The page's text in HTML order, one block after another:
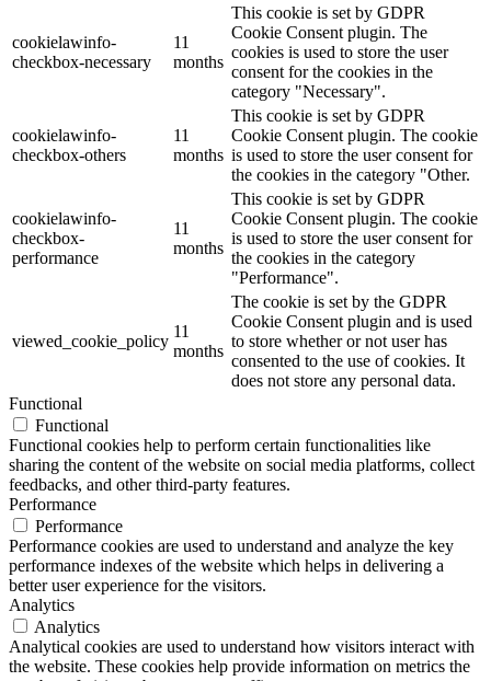
cookielawinfo-
checkbox-necessary
11
months
This cookie is set by GDPR
Cookie Consent plugin. The
cookies is used to store the user
consent for the cookies in the
category "Necessary".
cookielawinfo-
checkbox-others
11
months
This cookie is set by GDPR
Cookie Consent plugin. The cookie
is used to store the user consent for
the cookies in the category "Other.
cookielawinfo-
checkbox-
performance
11
months
This cookie is set by GDPR
Cookie Consent plugin. The cookie
is used to store the user consent for
the cookies in the category
"Performance".
viewed_cookie_policy
11
months
The cookie is set by the GDPR
Cookie Consent plugin and is used
to store whether or not user has
consented to the use of cookies. It
does not store any personal data.
Functional
Functional
Functional cookies help to perform certain functionalities like
sharing the content of the website on social media platforms, collect
feedbacks, and other third-party features.
Performance
Performance
Performance cookies are used to understand and analyze the key
performance indexes of the website which helps in delivering a
better user experience for the visitors.
Analytics
Analytics
Analytical cookies are used to understand how visitors interact with
the website. These cookies help provide information on metrics the